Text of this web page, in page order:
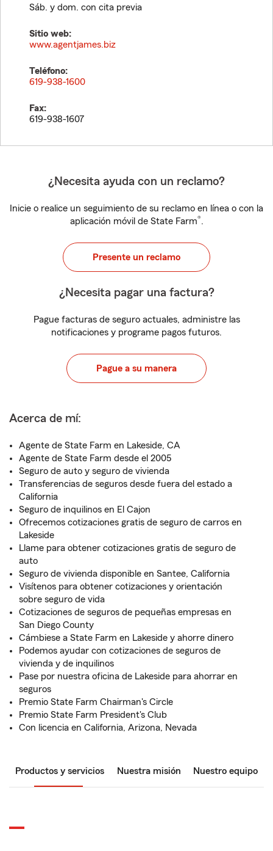
Sáb. y dom. con cita previa
Sitio web:
www.agentjames.biz
Teléfono:
619-938-1600
Fax:
619-938-1607
¿Necesita ayuda con un reclamo?
Inicie o realice un seguimiento de su reclamo en línea o con la
aplicación móvil de State Farm®.
Presente un reclamo
¿Necesita pagar una factura?
Pague facturas de seguro actuales, administre las
notificaciones y programe pagos futuros.
Pague a su manera
Acerca de mí:
Agente de State Farm en Lakeside, CA
Agente de State Farm desde el 2005
Seguro de auto y seguro de vivienda
Transferencias de seguros desde fuera del estado a
California
Seguro de inquilinos en El Cajon
Ofrecemos cotizaciones gratis de seguro de carros en
Lakeside
Llame para obtener cotizaciones gratis de seguro de
auto
Seguro de vivienda disponible en Santee, California
Visítenos para obtener cotizaciones y orientación
sobre seguro de vida
Cotizaciones de seguros de pequeñas empresas en
San Diego County
Cámbiese a State Farm en Lakeside y ahorre dinero
Podemos ayudar con cotizaciones de seguros de
vivienda y de inquilinos
Pase por nuestra oficina de Lakeside para ahorrar en
seguros
Premio State Farm Chairman's Circle
Premio State Farm President's Club
Con licencia en California, Arizona, Nevada
Productos y servicios Nuestra misión Nuestro equipo